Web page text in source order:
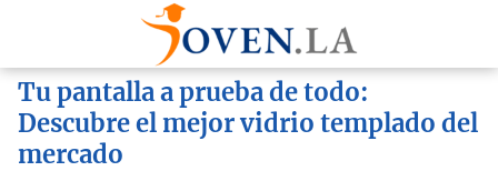
Tu pantalla a prueba de todo:
Descubre el mejor vidrio templado del
mercado